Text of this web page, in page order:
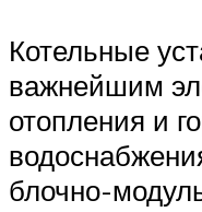
Котельные
важнейшим
отопления и
блочно-